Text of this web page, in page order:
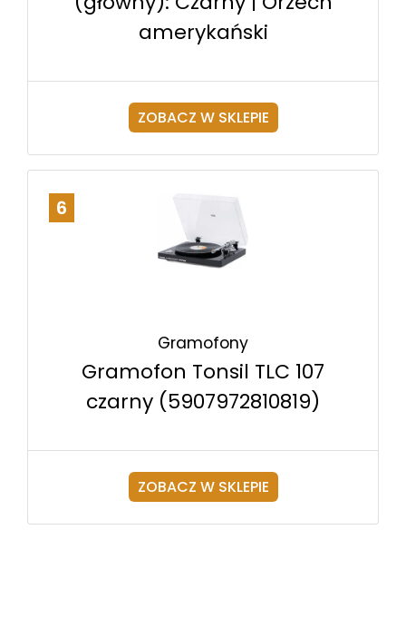
amerykański
ZOBACZ W SKLEPIE
6
Gramofony
Gramofon Tonsil TLC 107
czarny (5907972810819)
ZOBACZ W SKLEPIE